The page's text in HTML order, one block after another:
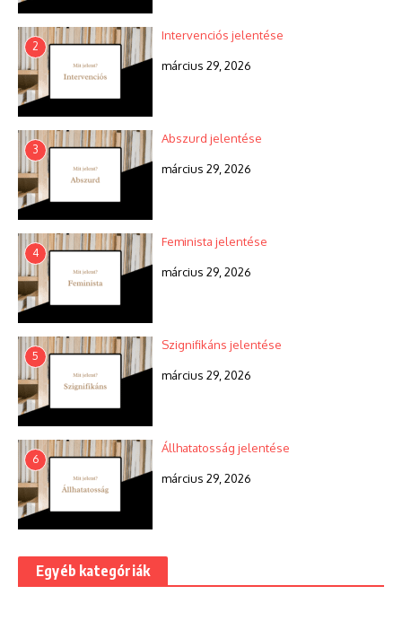
2
Intervenciós jelentése
március 29, 2026
3
Abszurd jelentése
március 29, 2026
4
Feminista jelentése
március 29, 2026
5
Szignifikáns jelentése
március 29, 2026
6
Állhatatosság jelentése
március 29, 2026
Egyéb kategóriák